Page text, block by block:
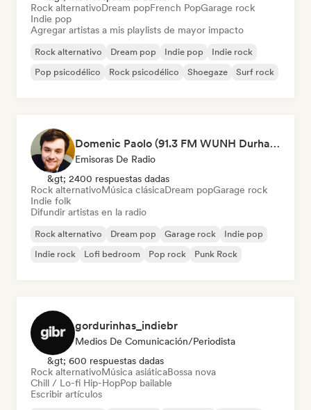
Rock alternativoDream popFrench PopGarage rock
Indie pop
Agregar artistas a mis playlists de mayor impacto
Rock alternativo Dream pop Indie pop
Indie rock
Pop psicodélico
Rock psicodélico Shoegaze Surf rock
Domenic Paolo (91.3 FM WUNH Durham)
Emisoras De Radio
&gt; 2400 respuestas dadas
Rock alternativoMúsica clásicaDream popGarage rock
Indie folk
Difundir artistas en la radio
Rock alternativo Dream pop Garage rock
Indie pop
Indie rock
Lofi bedroom Pop rock Punk Rock
gordurinhas_indiebr
Medios De Comunicación/Periodista
&gt; 600 respuestas dadas
Rock alternativoMúsica asiáticaBossa nova
Chill / Lo-fi Hip-HopPop bailable
Escribir artículos